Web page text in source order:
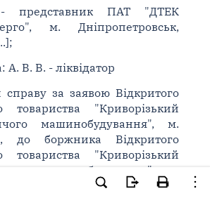
ПАТ "ДТЕК
м. Дніпропетровськ,
А. В. В. - ліквідатор
справу за заявою Відкритого
товариства "Криворізький
машинобудування", м.
до боржника Відкритого
товариства "Криворізький
машинобудування", м.
вул. Халтуріна, буд. 3 (код